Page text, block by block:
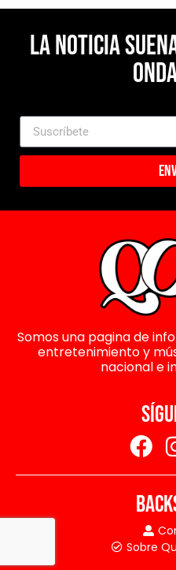
La noticia
Somos una pagina de
entretenimiento y
nacional e
Sobre